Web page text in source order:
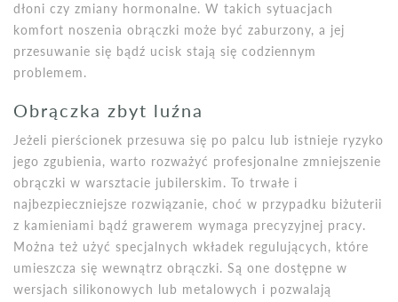
dłoni czy zmiany hormonalne. W takich sytuacjach
komfort noszenia obrączki może być zaburzony, a jej
przesuwanie się bądź ucisk stają się codziennym
problemem.
Obrączka zbyt luźna
Jeżeli pierścionek przesuwa się po palcu lub istnieje ryzyko
jego zgubienia, warto rozważyć profesjonalne zmniejszenie
obrączki w warsztacie jubilerskim. To trwałe i
najbezpieczniejsze rozwiązanie, choć w przypadku biżuterii
z kamieniami bądź grawerem wymaga precyzyjnej pracy.
Można też użyć specjalnych wkładek regulujących, które
umieszcza się wewnątrz obrączki. Są one dostępne w
wersjach silikonowych lub metalowych i pozwalają